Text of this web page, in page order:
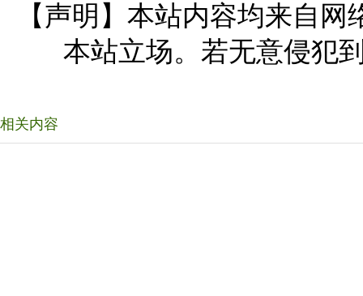
【声明】本站内容均来自
本站立场。若无意侵犯
相关内容